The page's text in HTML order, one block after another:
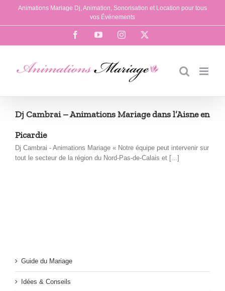
Passer
contenu
Animations Mariage Dj, Animation, Sonorisation et Location pour tous
vos Événements
FacebookYouTubeInstagram
Dj Cambrai – Animations Mariage dans l’Aisne en
Picardie
Dj Cambrai - Animations Mariage « Notre équipe peut intervenir sur
tout le secteur de la région du Nord-Pas-de-Calais et [...]
Guide du Mariage
Idées & Conseils